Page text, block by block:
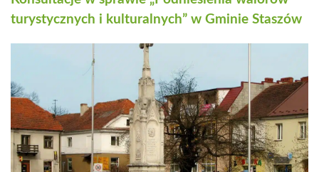
turystycznych i kulturalnych” w Gminie Staszów